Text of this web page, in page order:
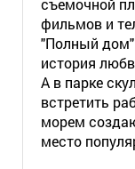
съемочной
фильмов и
"Полный дом"
история
А в парке
встретить
морем
место